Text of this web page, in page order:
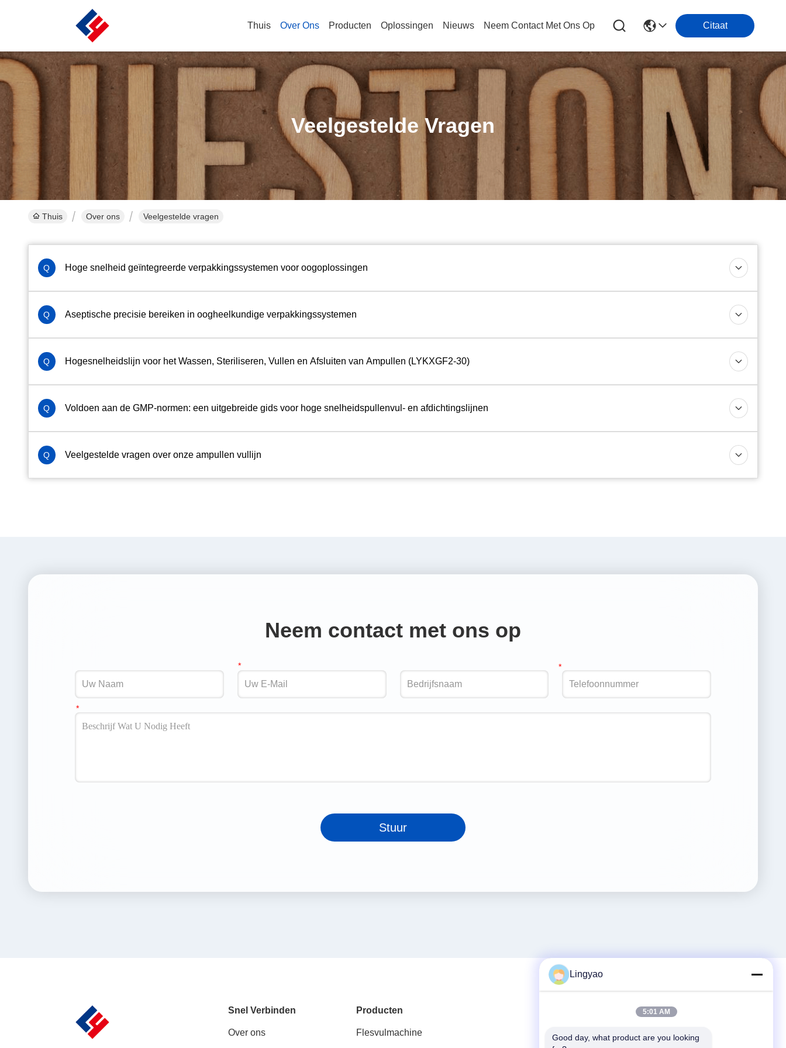
Thuis Over Ons Producten Oplossingen Nieuws Neem Contact Met Ons Op Citaat
Veelgestelde Vragen
Thuis Over ons Veelgestelde vragen
Q Hoge snelheid geïntegreerde verpakkingssystemen voor oogoplossingen
Q Aseptische precisie bereiken in oogheelkundige verpakkingssystemen
Q Hogesnelheidslijn voor het Wassen, Steriliseren, Vullen en Afsluiten van Ampullen (LYKXGF2-30)
Q Voldoen aan de GMP-normen: een uitgebreide gids voor hoge snelheidspullenvul- en afdichtingslijnen
Q Veelgestelde vragen over onze ampullen vullijn
Neem contact met ons op
Stuur
Snel Verbinden
Over ons
Producten
Flesvulmachine Telefoon
Lingyao
5:01 AM
Good day, what product are you looking